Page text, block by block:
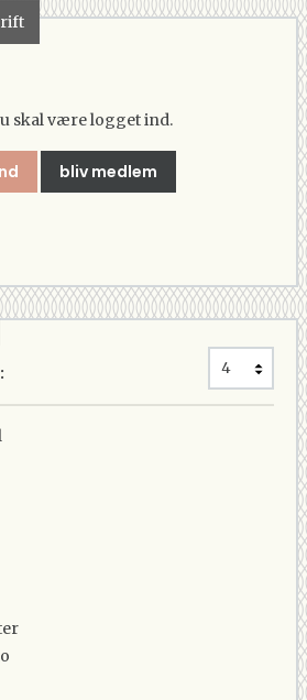
skal være logget ind.
bliv medlem